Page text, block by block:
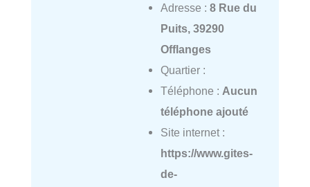
Adresse : 8 Rue du
Puits, 39290
Offlanges
Quartier :
Téléphone : Aucun
téléphone ajouté
Site internet :
https://www.gites-
de-